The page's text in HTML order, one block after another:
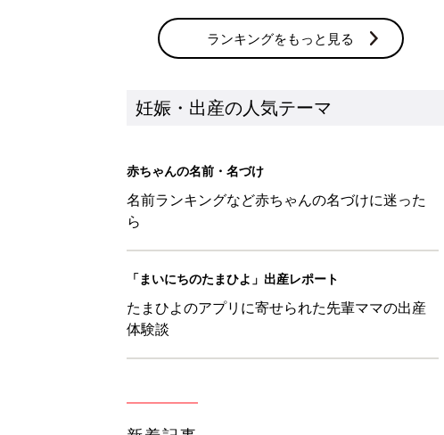
ランキングをもっと見る
妊娠・出産の人気テーマ
赤ちゃんの名前・名づけ
名前ランキングなど赤ちゃんの名づけに迷った
ら
「まいにちのたまひよ」出産レポート
たまひよのアプリに寄せられた先輩ママの出産
体験談